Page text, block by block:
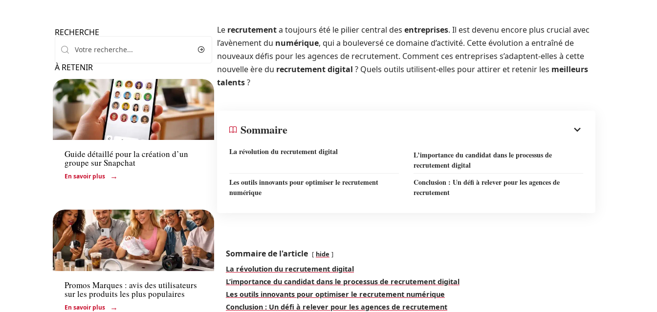
RECHERCHE
À RETENIR
Actu
Guide détaillé pour la création d’un
groupe sur Snapchat
En savoir plus
Actu
Promos Marques : avis des utilisateurs
sur les produits les plus populaires
En savoir plus
Le recrutementa toujours été le pilier central des entreprises. Il est devenu encore plus crucial avec
l’avènement du numérique, qui a bouleversé ce domaine d’activité. Cette évolution a entraîné de
nouveaux défis pour les agences de recrutement. Comment ces entreprises s’adaptent-elles à cette
nouvelle ère du recrutement digital ? Quels outils utilisent-elles pour attirer et retenir les meilleurs
talents?
Sommaire
La révolution du recrutement digital
L’importance du candidat dans le processus de
recrutement digital
Les outils innovants pour optimiser le recrutement
numérique
Conclusion : Un défi à relever pour les agences de
recrutement
Sommaire de l'article hide
La révolution du recrutement digital
L’importance du candidat dans le processus de recrutement digital
Les outils innovants pour optimiser le recrutement numérique
Conclusion : Un défi à relever pour les agences de recrutement